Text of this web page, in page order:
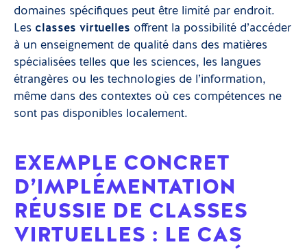
domaines spécifiques peut être limité par endroit.
Les classes virtuelles offrent la possibilité d’accéder
à un enseignement de qualité dans des matières
spécialisées telles que les sciences, les langues
étrangères ou les technologies de l’information,
même dans des contextes où ces compétences ne
sont pas disponibles localement.
EXEMPLE CONCRET
D’IMPLÉMENTATION
RÉUSSIE DE CLASSES
VIRTUELLES : LE CAS